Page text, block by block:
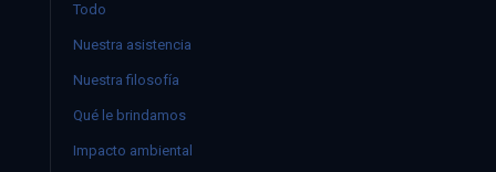
Todo
Nuestra asistencia
Nuestra filosofía
Qué le brindamos
Impacto ambiental